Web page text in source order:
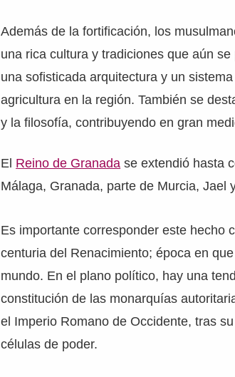
Además de la fortificación, los
una rica cultura y tradiciones que aún
una sofisticada arquitectura y un
agricultura en la región. También se
y la filosofía, contribuyendo en gran
El Reino de Granada se extendió hasta
Málaga, Granada, parte de Murcia, Jael
Es importante corresponder este hecho
centuria del Renacimiento; época en
mundo. En el plano político, hay una
constitución de las monarquías
el Imperio Romano de Occidente, tras
células de poder.